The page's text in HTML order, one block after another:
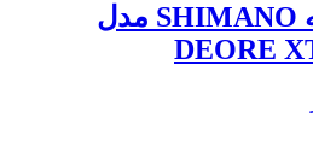
شانژمان 11 سرعته SHIMANO مدل
DEORE